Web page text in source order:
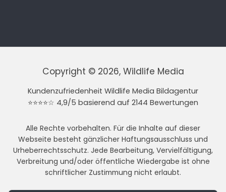
Copyright © 2026, Wildlife Media
Kundenzufriedenheit Wildlife Media Bildagentur
⭐⭐⭐⭐☆ 4,9/5 basierend auf 2144 Bewertungen
Alle Rechte vorbehalten. Für die Inhalte auf dieser
Webseite besteht gänzlicher Haftungsausschluss und
Urheberrechtsschutz. Jede Bearbeitung, Vervielfältigung,
Verbreitung und/oder öffentliche Wiedergabe ist ohne
schriftlicher Zustimmung nicht erlaubt.